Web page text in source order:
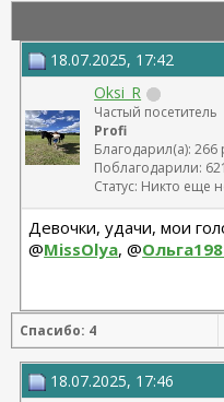
18.07.2025, 17:42
Oksi_R
Частый посетитель
Profi
Благодарил(а): 266
Поблагодарили:
Статус: Никто еще
Девочки, удачи, мои
@MissOlya, @
Спасибо: 4
18.07.2025, 17:46